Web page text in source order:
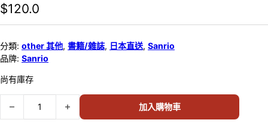
$120.0
分類: other 其他, 書籍/雜誌, 日本直送, Sanrio
品牌: Sanrio
尚有庫存
Japan Sanrio Original Strawberry Newspaper - April 2025 / No.686
加入購物車